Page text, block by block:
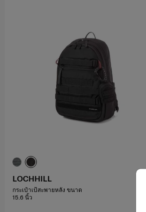
LOCHHILL
กระเป๋าเป้สะพายหลัง ขนาด
15.6 นิ้ว